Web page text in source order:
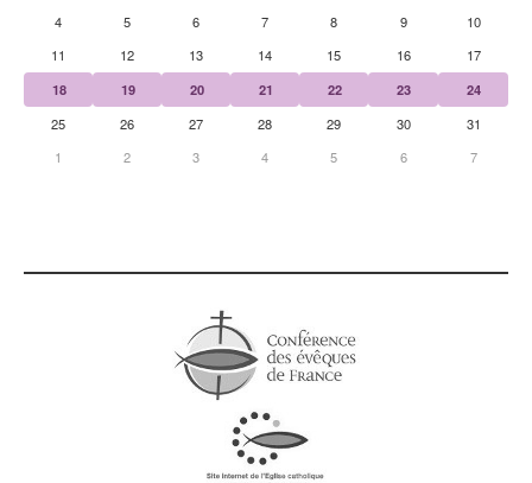
4
5 6 7 8 9
10
11
12 13 14 15 16
17
18
19 20 21 22 23
24
25
26 27 28 29 30
31
1
2 3 4 5 6 7